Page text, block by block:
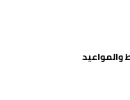
والمواعيد